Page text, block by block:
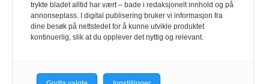
trykte bladet alltid har vært – bade i redaksjonelt innhold og på
annonseplass. I digital publisering bruker vi informasjon fra
dine besøk på nettstedet for å kunne utvikle produktet
kontinuerlig, slik at du opplever det nyttig og relevant.